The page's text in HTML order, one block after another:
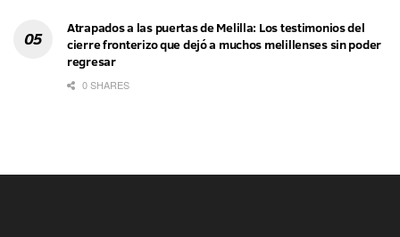
Atrapados a las puertas de Melilla: Los testimonios del
cierre fronterizo que dejó a muchos melillenses sin poder
regresar
0 SHARES